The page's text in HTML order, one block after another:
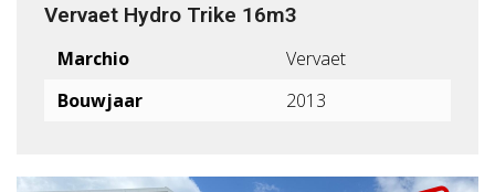
Vervaet Hydro Trike 16m3
Marchio
Vervaet
Bouwjaar
2013